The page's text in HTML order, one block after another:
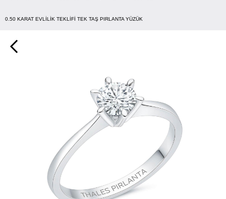
0.50 KARAT EVLILIK TEKLIFI TEK TAŞ PIRLANTA YÜZÜK